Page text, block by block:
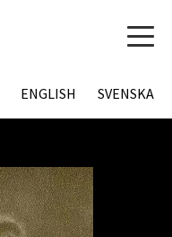
ENGLISH SVENSKA